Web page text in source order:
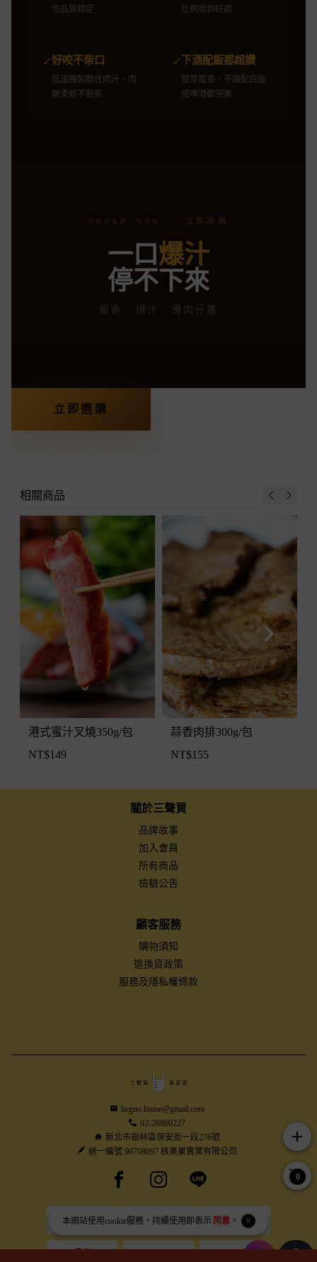
本網站使用cookie服務，持續使用即表示 同意。
包品質穩定
比例恰到好處
✓好咬不柴口
低溫醃製鎖住肉汁，肉
嫩柔軟不乾柴
✓下酒配飯都超讚
豐厚蜜香，不論配白飯
或啤酒都完美
ORDER NOW · 立即選購
一口爆汁
停不下來
蜜香 · 爆汁 · 骨肉分離
立即選購
港式蜜汁叉燒350g/包
NT$149
蒜香肉排300g/包
NT$155
相關商品
關於三聲買
品牌故事
加入會員
所有商品
檢驗公告
顧客服務
購物須知
退換貨政策
服務及隱私權條款
heguo.home@gmail.com
02-26860227
新北市樹林區保安街一段276號
統一編號 90708097 核果果實業有限公司
Facebook pageInstagram page
Line page
add
0